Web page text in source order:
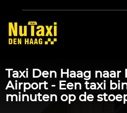
Taxi Den Haag naar
Airport - Een taxi
minuten op de